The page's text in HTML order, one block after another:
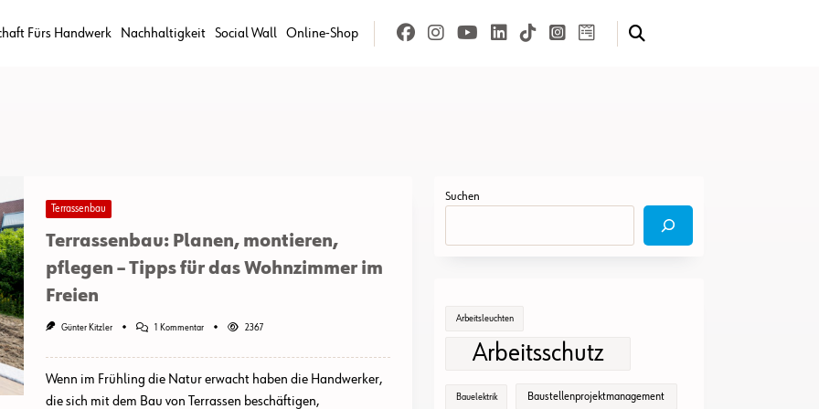
Fürs Handwerk Nachhaltigkeit Social Wall Online-Shop
Terrassenbau
Terrassenbau: Planen, montieren,
pflegen – Tipps für das Wohnzimmer im
Freien
Günter Kitzler 1 KommentarZu
Pflegen
2367
Wenn im Frühling die Natur erwacht haben die Handwerker,
die sich mit dem Bau von Terrassen beschäftigen,
Suchen
Arbeitsleuchten
Arbeitsschutz
Bauelektrik Baustellenprojektmanagement